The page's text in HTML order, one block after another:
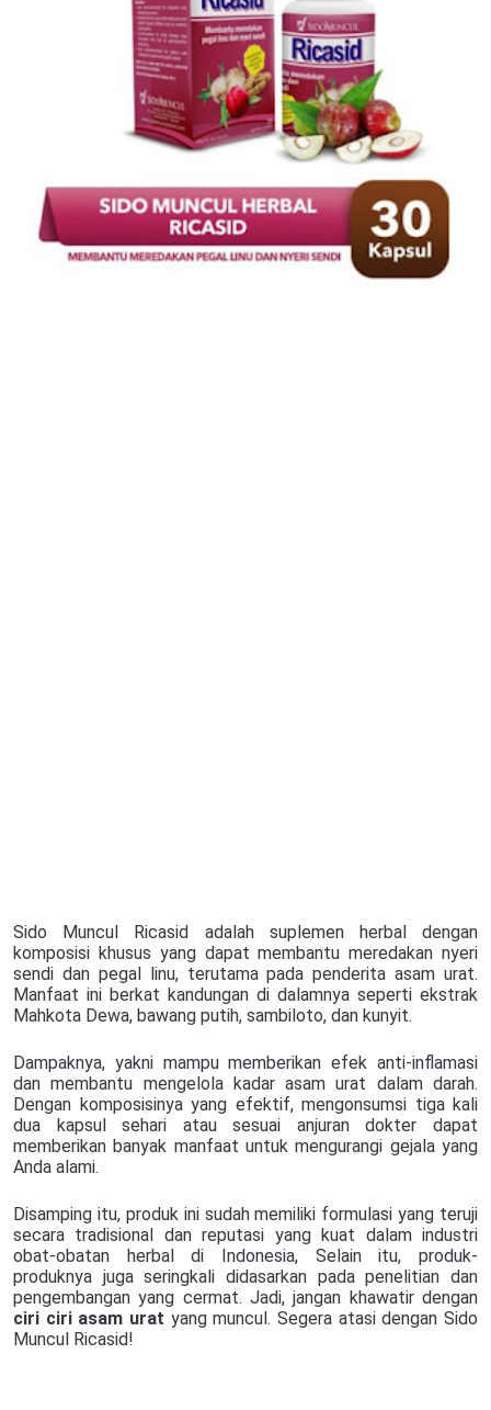
Sido Muncul Ricasid adalah suplemen herbal dengan
komposisi khusus yang dapat membantu meredakan nyeri
sendi dan pegal linu, terutama pada penderita asam urat.
Manfaat ini berkat kandungan di dalamnya seperti ekstrak
Mahkota Dewa, bawang putih, sambiloto, dan kunyit.
Dampaknya, yakni mampu memberikan efek anti-inflamasi
dan membantu mengelola kadar asam urat dalam darah.
Dengan komposisinya yang efektif, mengonsumsi tiga kali
dua kapsul sehari atau sesuai anjuran dokter dapat
memberikan banyak manfaat untuk mengurangi gejala yang
Anda alami.
Disamping itu, produk ini sudah memiliki formulasi yang teruji
secara tradisional dan reputasi yang kuat dalam industri
obat-obatan herbal di Indonesia, Selain itu, produk-
produknya juga seringkali didasarkan pada penelitian dan
pengembangan yang cermat. Jadi, jangan khawatir dengan
ciri ciri asam urat yang muncul. Segera atasi dengan Sido
Muncul Ricasid!